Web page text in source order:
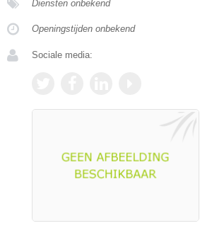
Diensten onbekend
Openingstijden onbekend
Sociale media: